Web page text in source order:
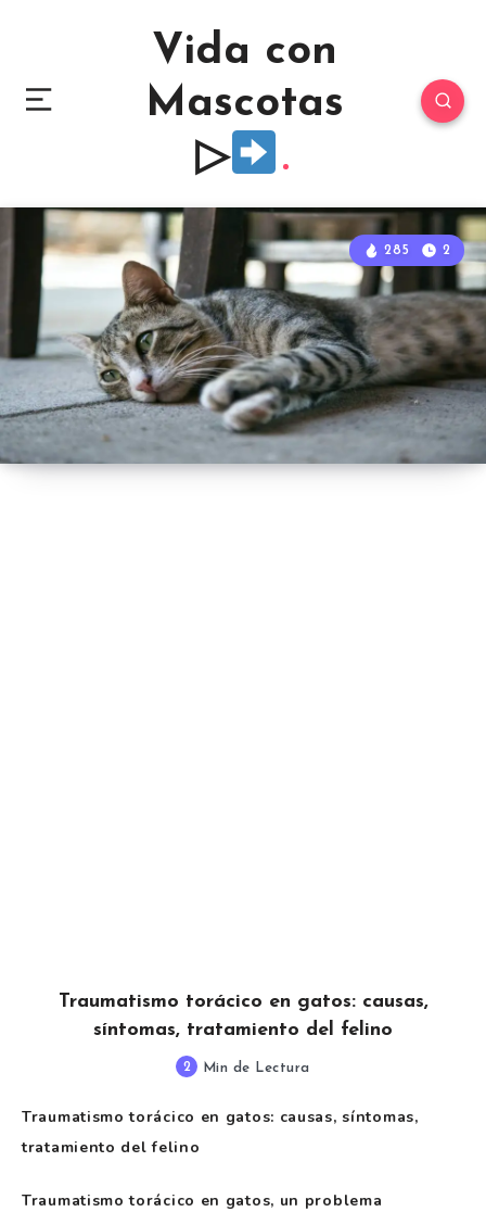
Vida con
Mascotas
▷
Traumatismo torácico en gatos: causas,
síntomas, tratamiento del felino
285 2
2 Min de Lectura
Traumatismo torácico en gatos: causas, síntomas,
tratamiento del felino
Traumatismo torácico en gatos, un problema